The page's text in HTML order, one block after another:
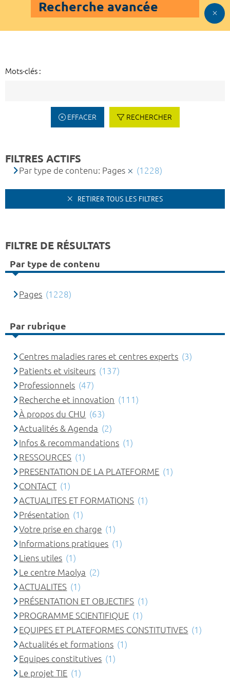
Recherche avancée
Mots-clés :
EFFACER RECHERCHER
FILTRES ACTIFS
Par type de contenu: Pages (1228)
RETIRER TOUS LES FILTRES
FILTRE DE RÉSULTATS
Par type de contenu
Pages (1228)
Par rubrique
Centres maladies rares et centres experts (3)
Patients et visiteurs (137)
Professionnels (47)
Recherche et innovation (111)
À propos du CHU (63)
Actualités & Agenda (2)
Infos & recommandations (1)
RESSOURCES (1)
PRESENTATION DE LA PLATEFORME (1)
CONTACT (1)
ACTUALITES ET FORMATIONS (1)
Présentation (1)
Votre prise en charge (1)
Informations pratiques (1)
Liens utiles (1)
Le centre Maolya (2)
ACTUALITES (1)
PRÉSENTATION ET OBJECTIFS (1)
PROGRAMME SCIENTIFIQUE (1)
EQUIPES ET PLATEFORMES CONSTITUTIVES (1)
Actualités et formations (1)
Equipes constitutives (1)
Le projet TIE (1)